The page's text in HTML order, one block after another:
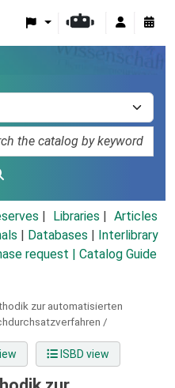
Libraries
Articles
Databases
Interlibrary
request | Catalog Guide
zur automatisierten
/
ISBD view